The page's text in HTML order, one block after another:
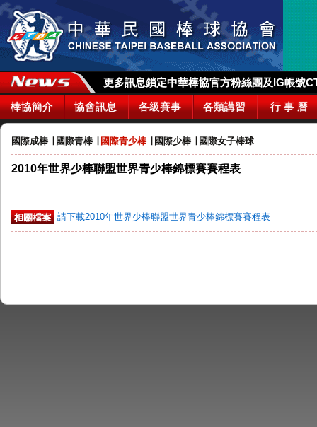
更多訊息鎖定中華棒協官方粉絲團及IG帳號
棒協簡介 協會訊息 各級賽事 各類講習 行 事 曆
國際成棒 國際青棒 國際青少棒 國際少棒 國際女子棒球
2010年世界少棒聯盟世界青少棒錦標賽賽程表
請下載2010年世界少棒聯盟世界青少棒錦標賽賽程表